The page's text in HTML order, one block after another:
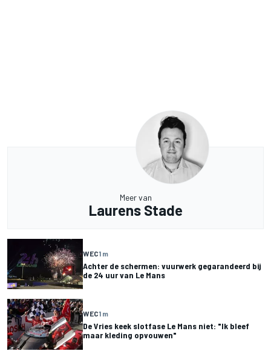
Meer van
Laurens Stade
WEC1 m
Achter de schermen: vuurwerk gegarandeerd bij
de 24 uur van Le Mans
WEC1 m
De Vries keek slotfase Le Mans niet: "Ik bleef
maar kleding opvouwen"